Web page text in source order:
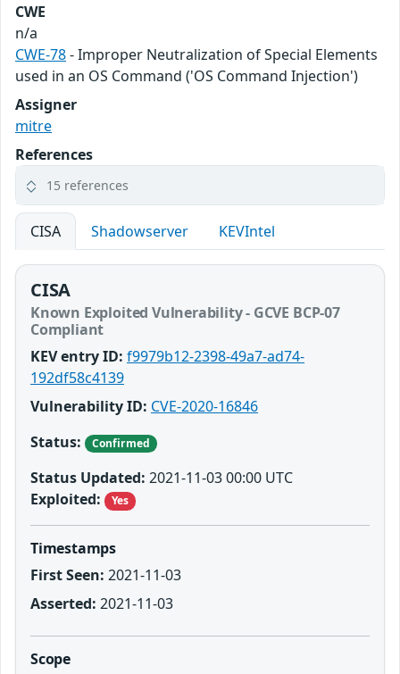
CWE
n/a
CWE-78- Improper Neutralization of Special Elements
used in an OS Command ('OS Command Injection')
Assigner
mitre
References
15 references
CISA Shadowserver KEVIntel
CISA
Known Exploited Vulnerability - GCVE BCP-07
Compliant
KEV entry ID: f9979b12-2398-49a7-ad74-
192df58c4139
Vulnerability ID: CVE-2020-16846
Status:
Confirmed
Status Updated: 2021-11-03 00:00 UTC
Exploited:
Yes
Timestamps
First Seen: 2021-11-03
Asserted: 2021-11-03
Scope